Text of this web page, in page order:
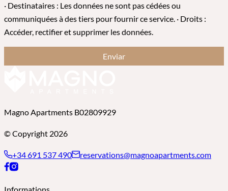
· Destinataires : Les données ne sont pas cédées ou
communiquées à des tiers pour fournir ce service. · Droits :
Accéder, rectifier et supprimer les données.
Enviar
Magno Apartments B02809929
© Copyright 2026
+34 691 537 490 reservations@magnoapartments.com